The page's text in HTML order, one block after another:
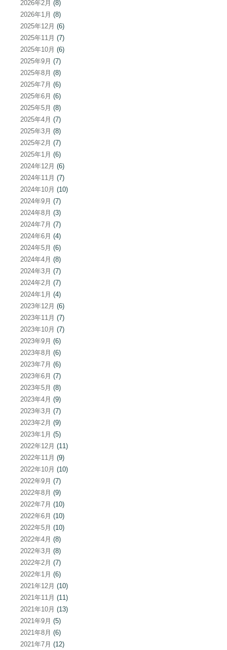
2026年2月 (8)
2026年1月 (8)
2025年12月 (6)
2025年11月 (7)
2025年10月 (6)
2025年9月 (7)
2025年8月 (8)
2025年7月 (6)
2025年6月 (6)
2025年5月 (8)
2025年4月 (7)
2025年3月 (8)
2025年2月 (7)
2025年1月 (6)
2024年12月 (6)
2024年11月 (7)
2024年10月 (10)
2024年9月 (7)
2024年8月 (3)
2024年7月 (7)
2024年6月 (4)
2024年5月 (6)
2024年4月 (8)
2024年3月 (7)
2024年2月 (7)
2024年1月 (4)
2023年12月 (6)
2023年11月 (7)
2023年10月 (7)
2023年9月 (6)
2023年8月 (6)
2023年7月 (6)
2023年6月 (7)
2023年5月 (8)
2023年4月 (9)
2023年3月 (7)
2023年2月 (9)
2023年1月 (5)
2022年12月 (11)
2022年11月 (9)
2022年10月 (10)
2022年9月 (7)
2022年8月 (9)
2022年7月 (10)
2022年6月 (10)
2022年5月 (10)
2022年4月 (8)
2022年3月 (8)
2022年2月 (7)
2022年1月 (6)
2021年12月 (10)
2021年11月 (11)
2021年10月 (13)
2021年9月 (5)
2021年8月 (6)
2021年7月 (12)